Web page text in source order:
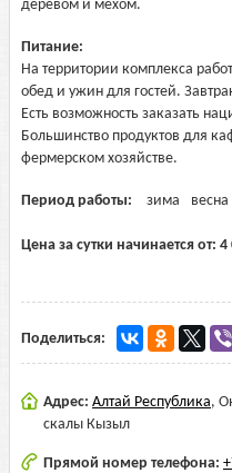
деревом и мехом.
Питание:
На территории комплекса
обед и ужин для гостей.
Есть возможность заказать
Большинство продуктов для
фермерском хозяйстве.
Период работы: зима весна
Цена за сутки начинается от: 4
Поделиться:
Адрес: Алтай Республика,
скалы Кызыл
Прямой номер телефона: